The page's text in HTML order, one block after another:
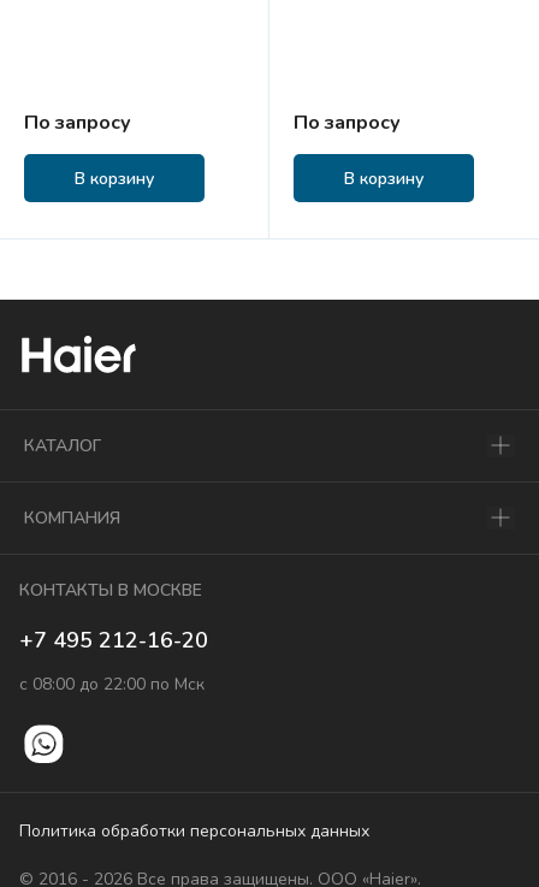
По запросу
В корзину
По запросу
В корзину
КАТАЛОГ
КОМПАНИЯ
КОНТАКТЫ В МОСКВЕ
+7 495 212-16-20
с 08:00 до 22:00 по Мск
© 2016 - 2026 Все права защищены. ООО «Haier».
Политика обработки персональных данных